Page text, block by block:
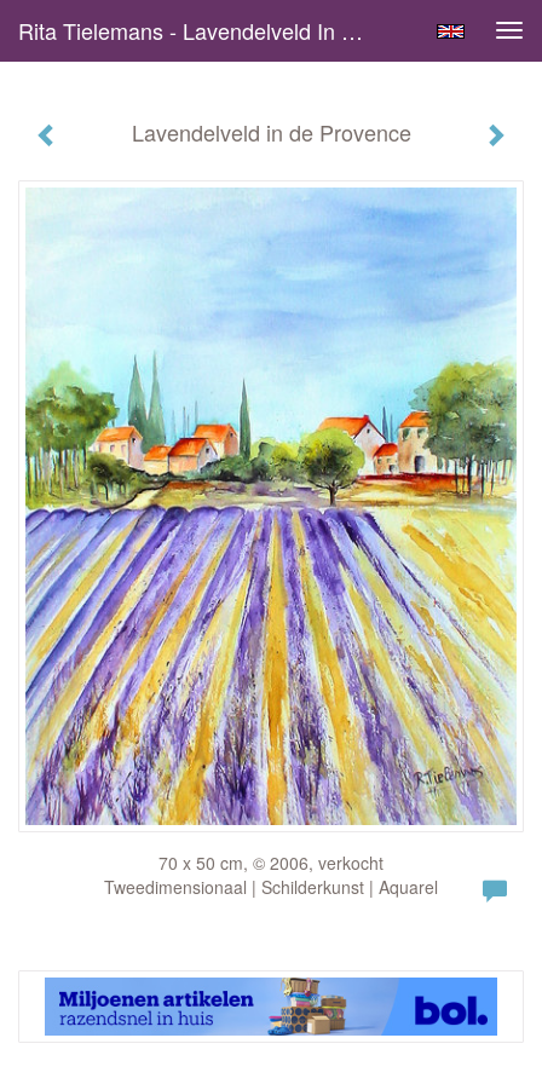
Rita Tielemans - Lavendelveld In De Provence
Lavendelveld in de Provence
70 x 50 cm, © 2006, verkocht
Tweedimensionaal | Schilderkunst | Aquarel